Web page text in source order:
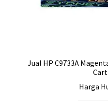
Jual HP C9733A
Harga